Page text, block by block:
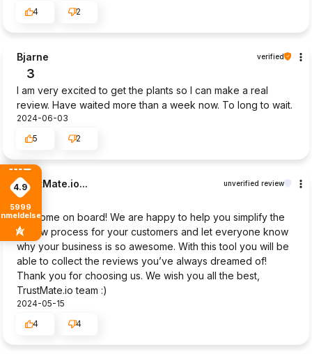
4
2
Bjarne verified
3
I am very excited to get the plants so I can make a real
review. Have waited more than a week now. To long to wait.
2024-06-03
5
2
TrustMate.io... unverified review
Welcome on board! We are happy to help you simplify the
review process for your customers and let everyone know
why your business is so awesome. With this tool you will be
able to collect the reviews you’ve always dreamed of!
Thank you for choosing us. We wish you all the best,
TrustMate.io team :)
2024-05-15
4
4
4.9
5999